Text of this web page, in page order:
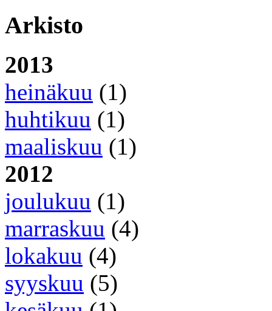
Arkisto
2013
heinäkuu (1)
huhtikuu (1)
maaliskuu (1)
2012
joulukuu (1)
marraskuu (4)
lokakuu (4)
syyskuu (5)